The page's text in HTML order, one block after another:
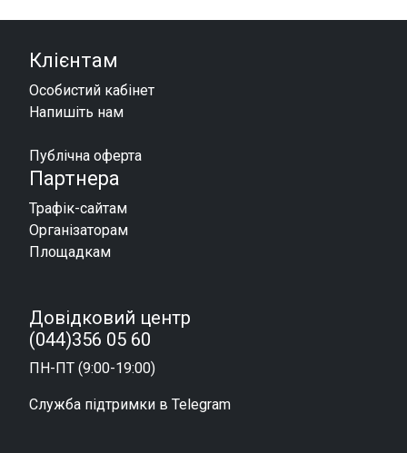
Клієнтам
Особистий кабінет
Напишіть нам
Публічна оферта
Партнера
Трафік-сайтам
Організаторам
Площадкам
Довідковий центр
(044)356 05 60
ПН-ПТ (9:00-19:00)
Служба підтримки в Telegram